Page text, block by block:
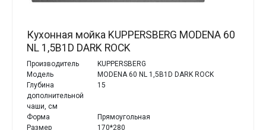
Кухонная мойка KUPPERSBERG MODENA 60
NL 1,5B1D DARK ROCK
Производитель
KUPPERSBERG
Модель
MODENA 60 NL 1,5B1D DARK ROCK
Глубина
дополнительной
чаши, см
15
Форма
Прямоугольная
Размер
170*280